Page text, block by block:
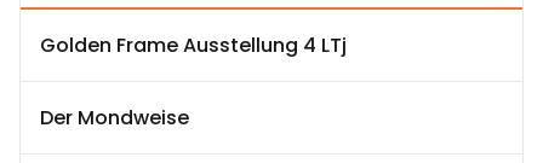
Golden Frame Ausstellung 4 LTj
Der Mondweise